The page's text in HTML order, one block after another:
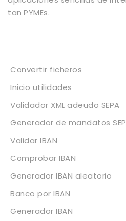
tan PYMEs.
Convertir ficheros
Inicio utilidades
Validador XML adeudo SEPA
Generador de mandatos
Validar IBAN
Comprobar IBAN
Generador IBAN aleatorio
Banco por IBAN
Generador IBAN